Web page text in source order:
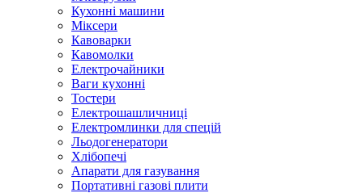
Кухонні машини
Міксери
Кавоварки
Кавомолки
Електрочайники
Ваги кухонні
Тостери
Електрошашличниці
Електромлинки для спецій
Льодогенератори
Хлібопечі
Апарати для газування
Портативні газові плити